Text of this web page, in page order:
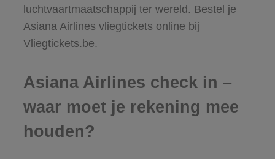
luchtvaartmaatschappij ter wereld. Bestel je
Asiana Airlines vliegtickets online bij
Vliegtickets.be.
Asiana Airlines check in –
waar moet je rekening mee
houden?